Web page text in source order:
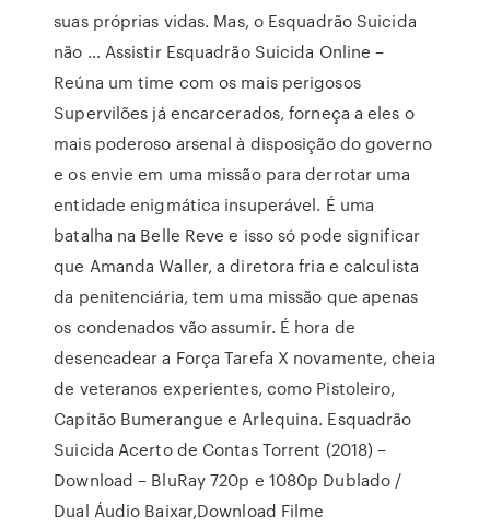
suas próprias vidas. Mas, o Esquadrão Suicida
não … Assistir Esquadrão Suicida Online –
Reúna um time com os mais perigosos
Supervilões já encarcerados, forneça a eles o
mais poderoso arsenal à disposição do governo
e os envie em uma missão para derrotar uma
entidade enigmática insuperável. É uma
batalha na Belle Reve e isso só pode significar
que Amanda Waller, a diretora fria e calculista
da penitenciária, tem uma missão que apenas
os condenados vão assumir. É hora de
desencadear a Força Tarefa X novamente, cheia
de veteranos experientes, como Pistoleiro,
Capitão Bumerangue e Arlequina. Esquadrão
Suicida Acerto de Contas Torrent (2018) –
Download – BluRay 720p e 1080p Dublado /
Dual Áudio Baixar,Download Filme